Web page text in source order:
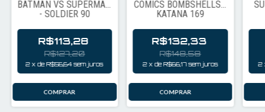
BATMAN VS SUPERMAN
- SOLDIER 90
R$113,28
R$127,20
2 xdeR$56,64 sem juros
COMICS BOMBSHELLS -
KATANA 169
R$132,33
R$148,58
2 xdeR$66,17 sem juros 2